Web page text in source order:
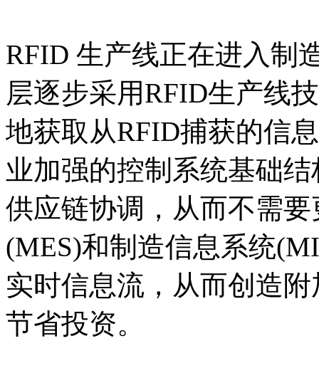
RFID 生产线正在进入制
层逐步采用RFID生产线
地获取从RFID捕获的信
业加强的控制系统基础
供应链协调，从而不需
(MES)和制造信息系统
实时信息流，从而创造
节省投资。